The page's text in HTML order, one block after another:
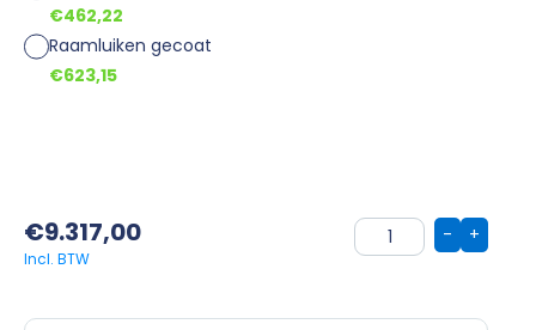
€462,22
Raamluiken gecoat
€623,15
€9.317,00 +
-